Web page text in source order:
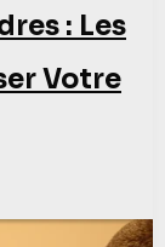
: Les
Votre